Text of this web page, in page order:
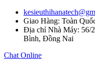
Giao Hàng: Toàn
Địa chỉ Nhà Máy: 56/
Bình, Đồng Nai
Chat Online